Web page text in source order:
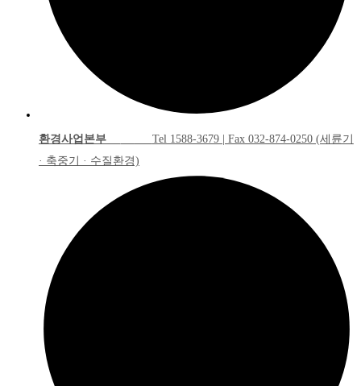
환경사업본부
Tel 1588-3679 | Fax 032-874-0250 (세륜기
· 축중기 · 수질환경)